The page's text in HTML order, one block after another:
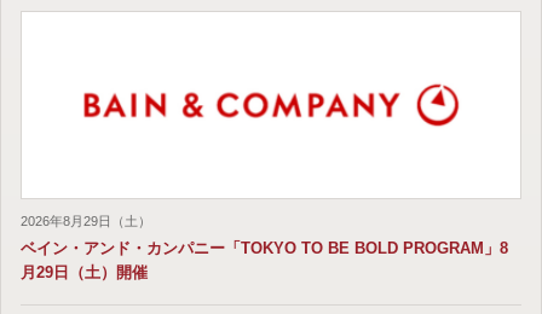
2026年8月29日（土）
ベイン・アンド・カンパニー「TOKYO TO BE BOLD PROGRAM」8
月29日（土）開催